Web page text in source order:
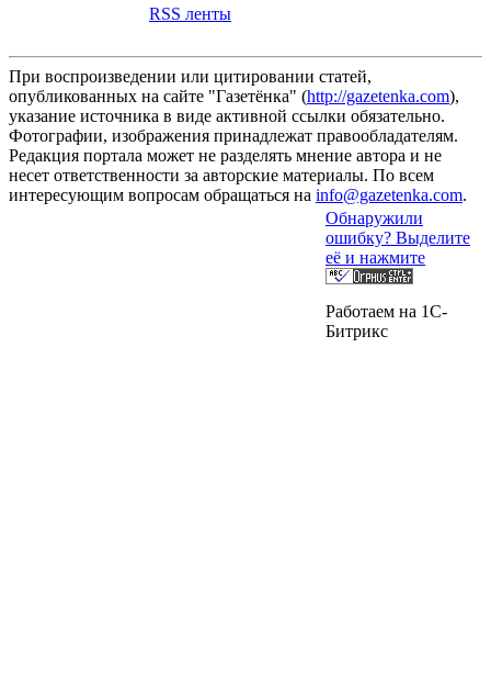
RSS ленты
При воспроизведении или цитировании статей,
опубликованных на сайте "Газетёнка" (http://gazetenka.com),
указание источника в виде активной ссылки обязательно.
Фотографии, изображения принадлежат правообладателям.
Редакция портала может не разделять мнение автора и не
несет ответственности за авторские материалы. По всем
интересующим вопросам обращаться на info@gazetenka.com.
Обнаружили
ошибку? Выделите
её и нажмите
Работаем на 1C-
Битрикс